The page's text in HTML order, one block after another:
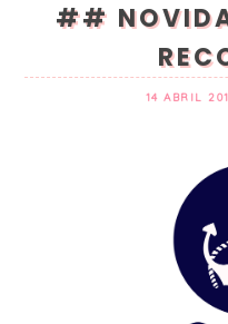
##
14 ABRIL